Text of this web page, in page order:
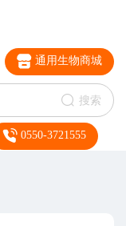
通用生物商城
搜索
0550-3721555